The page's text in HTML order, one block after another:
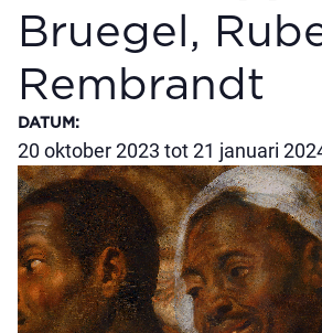
Bruegel,
Rembrandt
DATUM :
20 oktober 2023 tot 21 januari